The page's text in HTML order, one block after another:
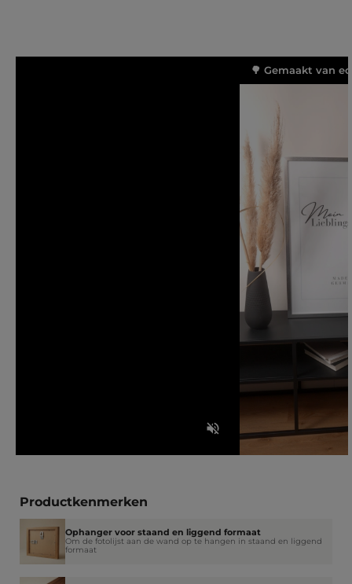
🌳 Gemaakt van
Productkenmerken
Ophanger voor staand en liggend formaat
Om de fotolijst aan de wand op te hangen in staand en liggend
formaat